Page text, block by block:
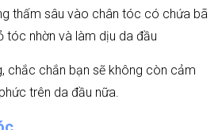
thấm sâu vào chân tóc có chứa bã
tóc nhờn và làm dịu da đầu
chắc chắn bạn sẽ không còn cảm
trên da đầu nữa.